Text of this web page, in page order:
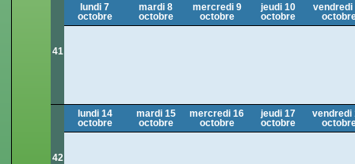
41
lundi 7
octobre
mardi 8
octobre
mercredi 9
octobre
jeudi 10
octobre
vendredi
42
lundi 14
octobre
mardi 15
octobre
mercredi 16
octobre
jeudi 17
octobre
vendredi